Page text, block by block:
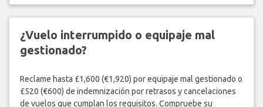
¿Vuelo interrumpido o equipaje mal
gestionado?
Reclame hasta £1,600 (€1,920) por equipaje mal gestionado o
£520 (€600) de indemnización por retrasos y cancelaciones
de vuelos que cumplan los requisitos. Compruebe su